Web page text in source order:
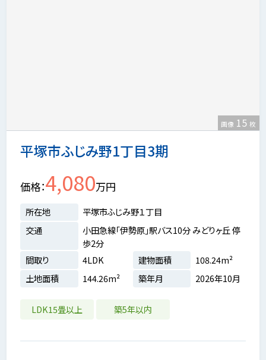
平塚市ふじみ野1丁目3期
画像 15 枚
価格 4,080万円
所在地
平塚市ふじみ野１丁目
交通
小田急線「伊勢原」駅バス10分 みどりヶ丘 停
歩2分
間取り
4LDK 建物面積
108.24m²
土地面積
144.26m² 築年月 2026年10月
LDK15畳以上 築5年以内